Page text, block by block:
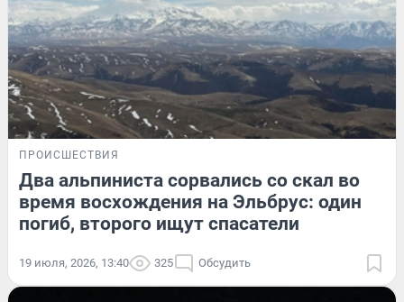
ПРОИСШЕСТВИЯ
Два альпиниста сорвались со скал во
время восхождения на Эльбрус: один
погиб, второго ищут спасатели
19 июля, 2026, 13:40 325 Обсудить